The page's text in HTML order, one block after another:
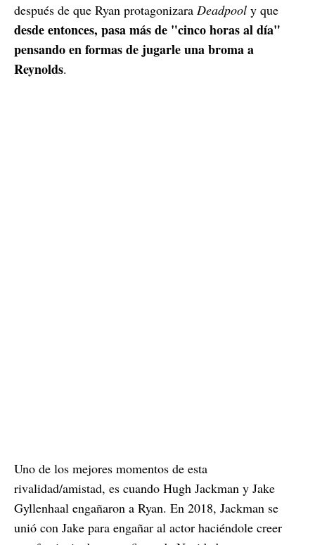
después de que Ryan protagonizara Deadpool y que
desde entonces, pasa más de "cinco horas al día"
pensando en formas de jugarle una broma a
Reynolds.
Uno de los mejores momentos de esta
rivalidad/amistad, es cuando Hugh Jackman y Jake
Gyllenhaal engañaron a Ryan. En 2018, Jackman se
unió con Jake para engañar al actor haciéndole creer